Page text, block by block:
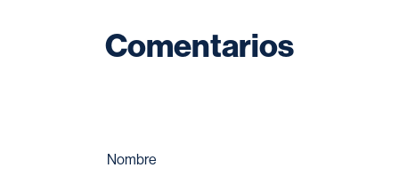
Comentarios
Nombre